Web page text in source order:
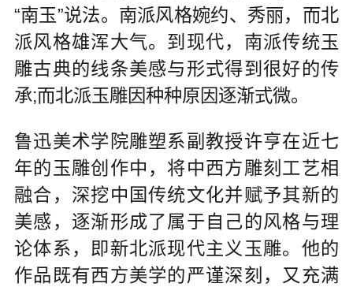
“南玉”说法。南派风格婉约、秀丽，而北
派风格雄浑大气。到现代，南派传统玉
雕古典的线条美感与形式得到很好的传
承;而北派玉雕因种种原因逐渐式微。
鲁迅美术学院雕塑系副教授许亨在近七
年的玉雕创作中，将中西方雕刻工艺相
融合，深挖中国传统文化并赋予其新的
美感，逐渐形成了属于自己的风格与理
论体系，即新北派现代主义玉雕。他的
作品既有西方美学的严谨深刻，又充满